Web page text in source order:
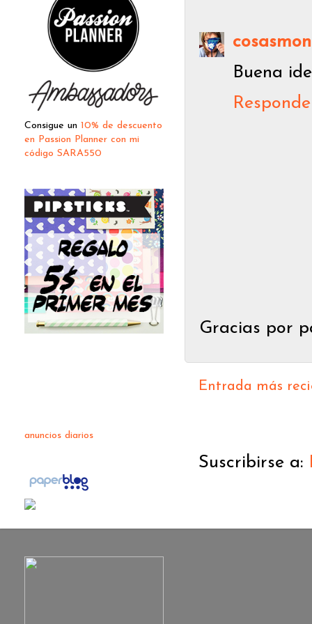
Buena
Gracias por
Entrada más
Suscribirse a:
Consigue un 10% de descuento
en Passion Planner con mi
código SARA550
anuncios diarios